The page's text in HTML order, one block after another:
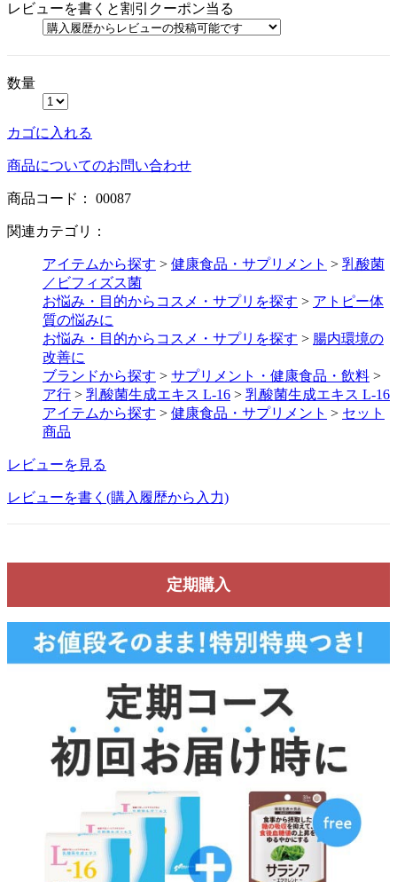
レビューを書くと割引クーポン当る
数量
カゴに入れる
商品についてのお問い合わせ
商品コード： 00087
関連カテゴリ：
アイテムから探す > 健康食品・サプリメント > 乳酸菌
／ビフィズス菌
お悩み・目的からコスメ・サプリを探す > アトピー体
質の悩みに
お悩み・目的からコスメ・サプリを探す > 腸内環境の
改善に
ブランドから探す > サプリメント・健康食品・飲料 >
ア行 > 乳酸菌生成エキス L-16 > 乳酸菌生成エキス L-16
アイテムから探す > 健康食品・サプリメント > セット
商品
レビューを見る
レビューを書く(購入履歴から入力)
定期購入